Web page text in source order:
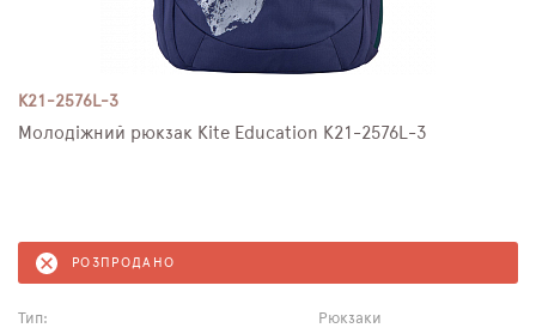
K21-2576L-3
Молодіжний рюкзак Kite Education K21-2576L-3
РОЗПРОДАНО
Тип:
Рюкзаки